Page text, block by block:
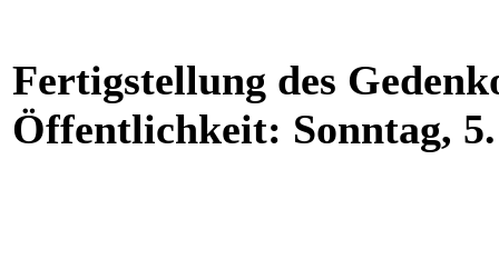
Fertigstellung des
Öffentlichkeit: Sonntag,